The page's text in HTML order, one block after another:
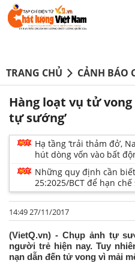
TRANG CHỦ CẢNH BÁO
Hàng loạt vụ tử vong
tự sướng’
Hạ tầng ‘trải thảm đỏ’,
hút dòng vốn vào bất
Những quy định cần
25:2025/BCT để hạn
14:49 27/11/2017
(VietQ.vn) - Chụp ảnh tự
người trẻ hiện nay. Tuy
nạn dẫn đến tử vong vì mải